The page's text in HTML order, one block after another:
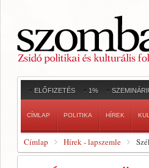
ELŐFIZETÉS 1%
CÍMLAP POLITIKA HÍREK
Címlap Hírek - lapszemle